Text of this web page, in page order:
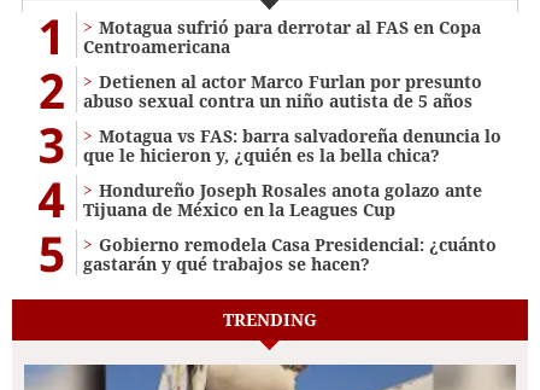
1
Motagua sufrió para derrotar al FAS en Copa
Centroamericana
2
Detienen al actor Marco Furlan por presunto
abuso sexual contra un niño autista de 5 años
3
Motagua vs FAS: barra salvadoreña denuncia lo
que le hicieron y, ¿quién es la bella chica?
4
Hondureño Joseph Rosales anota golazo ante
Tijuana de México en la Leagues Cup
5
Gobierno remodela Casa Presidencial: ¿cuánto
gastarán y qué trabajos se hacen?
TRENDING